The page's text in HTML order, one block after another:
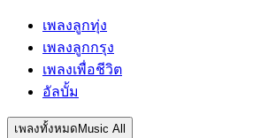
เพลงลูกทุ่ง
เพลงลูกกรุง
เพลงเพื่อชีวิต
อัลบั้ม
เพลงทั้งหมด Music All